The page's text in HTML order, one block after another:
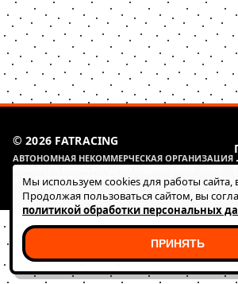
© 2026 FATRACING
АВТОНОМНАЯ НЕКОММЕРЧЕСКАЯ ОРГАНИЗАЦИЯ
РАЗВИТИЯ ВЕЛОСИПЕДНОГО ДВИЖЕНИЯ "КЛУБ
ФАТ РЭЙСИНГ (ГОНКИ)"
Мы используем cookies для работы сайта,
Продолжая пользоваться сайтом, вы
политикой обработки персональных
ПРИНЯТЬ